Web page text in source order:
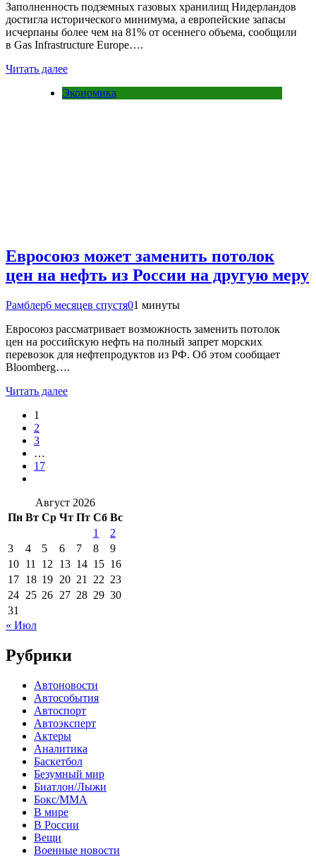
Заполненность подземных газовых хранилищ Нидерландов
достигла исторического минимума, а европейские запасы
исчерпаны более чем на 81% от осеннего объема, сообщили
в Gas Infrastructure Europe….
Читать далее
Экономика
Евросоюз может заменить потолок
цен на нефть из России на другую меру
Рамблер6 месяцев спустя01 минуты
Евросоюз рассматривает возможность заменить потолок
цен на российскую нефть на полный запрет морских
перевозок для нефтепродуктов из РФ. Об этом сообщает
Bloomberg….
Читать далее
1
2
3
…
17
Август 2026
Пн Вт Ср Чт Пт Сб Вс
1
2
3
4 5 6 7 8
9
10 11 12 13 14 15 16
17 18 19 20 21 22 23
24 25 26 27 28 29 30
31
« Июл
Рубрики
Автоновости
Автособытия
Автоспорт
Автоэксперт
Актеры
Аналитика
Баскетбол
Безумный мир
Биатлон/Лыжи
Бокс/MMA
В мире
В России
Вещи
Военные новости